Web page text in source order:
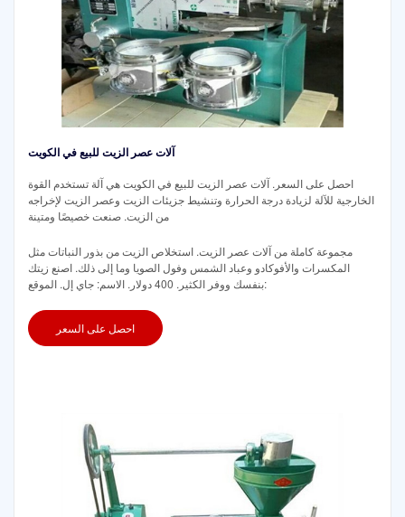
آلات عصر الزيت للبيع في الكويت
احصل على السعر. آلات عصر الزيت للبيع في الكويت هي آلة تستخدم القوة
الخارجية للآلة لزيادة درجة الحرارة وتنشيط جزيئات الزيت وعصر الزيت لإخراجه
من الزيت. صنعت خصيصًا ومتينة
مجموعة كاملة من آلات عصر الزيت. استخلاص الزيت من بذور النباتات مثل
المكسرات والأفوكادو وعباد الشمس وفول الصويا وما إلى ذلك. اصنع زيتك
بنفسك ووفر الكثير. 400 دولار. الاسم: جاي إل. الموقع:
احصل على السعر